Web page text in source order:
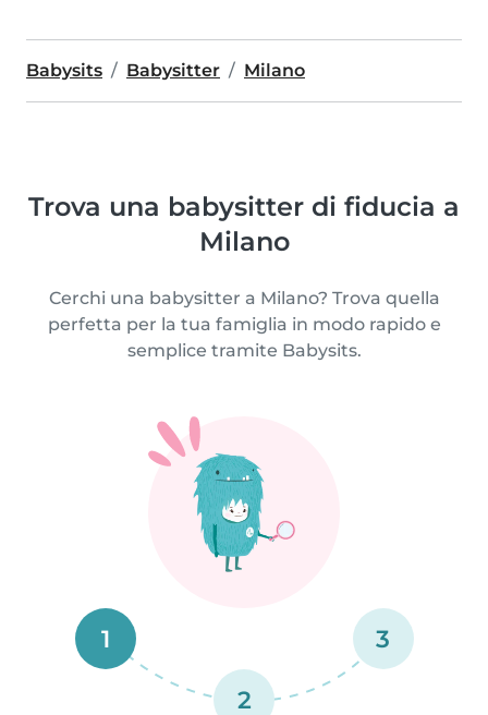
Babysits Babysitter Milano
Trova una babysitter di fiducia a
Milano
Cerchi una babysitter a Milano? Trova quella
perfetta per la tua famiglia in modo rapido e
semplice tramite Babysits.
1
2
3